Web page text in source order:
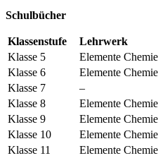
Schulbücher
Klassenstufe
Lehrwerk
Klasse 5
Elemente
Klasse 6
Elemente
Klasse 7
–
Klasse 8
Elemente
Klasse 9
Elemente
Klasse 10
Elemente
Klasse 11
Elemente